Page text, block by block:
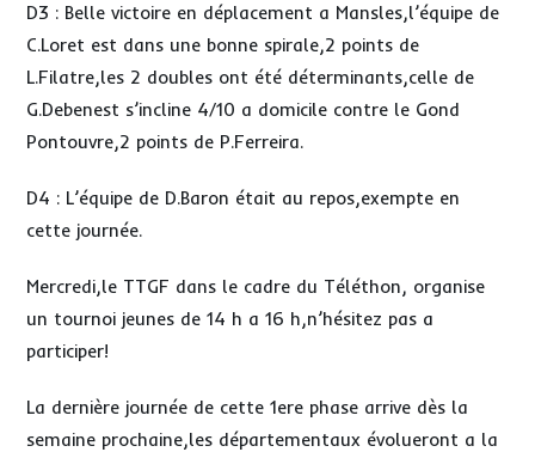
D3 : Belle victoire en déplacement a Mansles,l’équipe de
C.Loret est dans une bonne spirale,2 points de
L.Filatre,les 2 doubles ont été déterminants,celle de
G.Debenest s’incline 4/10 a domicile contre le Gond
Pontouvre,2 points de P.Ferreira.
D4 : L’équipe de D.Baron était au repos,exempte en
cette journée.
Mercredi,le TTGF dans le cadre du Téléthon, organise
un tournoi jeunes de 14 h a 16 h,n’hésitez pas a
participer!
La dernière journée de cette 1ere phase arrive dès la
semaine prochaine,les départementaux évolueront a la